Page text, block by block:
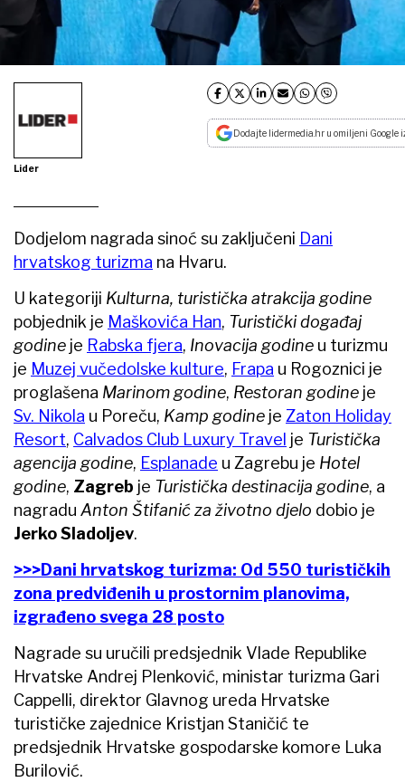
Lider
Dodajte lidermedia.hr u omiljeni Google
Dodjelom nagrada sinoć su zaključeni Dani
hrvatskog turizma na Hvaru.
U kategoriji Kulturna, turistička atrakcija godine
pobjednik je Maškovića Han, Turistički događaj
godine je Rabska fjera, Inovacija godine u turizmu
je Muzej vučedolske kulture, Frapa u Rogoznici je
proglašena Marinom godine, Restoran godine je
Sv. Nikola u Poreču, Kamp godine je Zaton Holiday
Resort, Calvados Club Luxury Travel je Turistička
agencija godine, Esplanade u Zagrebu je Hotel
godine, Zagreb je Turistička destinacija godine, a
nagradu Anton Štifanić za životno djelo dobio je
Jerko Sladoljev.
>>>Dani hrvatskog turizma: Od 550 turističkih
zona predviđenih u prostornim planovima,
izgrađeno svega 28 posto
Nagrade su uručili predsjednik Vlade Republike
Hrvatske Andrej Plenković, ministar turizma Gari
Cappelli, direktor Glavnog ureda Hrvatske
turističke zajednice Kristjan Staničić te
predsjednik Hrvatske gospodarske komore Luka
Burilović.